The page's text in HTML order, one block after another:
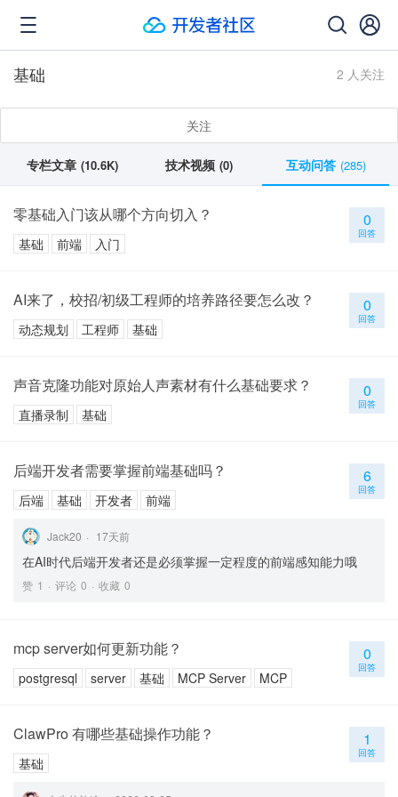
2 人关注
基础
关注
专栏文章 (10.6K) 技术视频 (0) 互动问答 (285)
0
回答
零基础入门该从哪个方向切入？
基础 前端 入门
0
回答
AI来了，校招/初级工程师的培养路径要怎么改？
动态规划 工程师 基础
0
回答
声音克隆功能对原始人声素材有什么基础要求？
直播录制 基础
6
回答
后端开发者需要掌握前端基础吗？
后端 基础 开发者 前端
Jack20 17天前
在AI时代后端开发者还是必须掌握一定程度的前端感知能力哦
赞 1 评论 0 收藏 0
0
回答
mcp server如何更新功能？
postgresql server 基础 MCP Server MCP
1
回答
ClawPro 有哪些基础操作功能？
基础